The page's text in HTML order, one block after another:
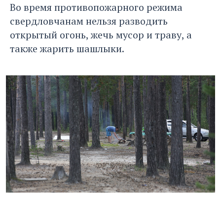
Во время противопожарного режима
свердловчанам нельзя разводить
открытый огонь, жечь мусор и траву, а
также жарить шашлыки.